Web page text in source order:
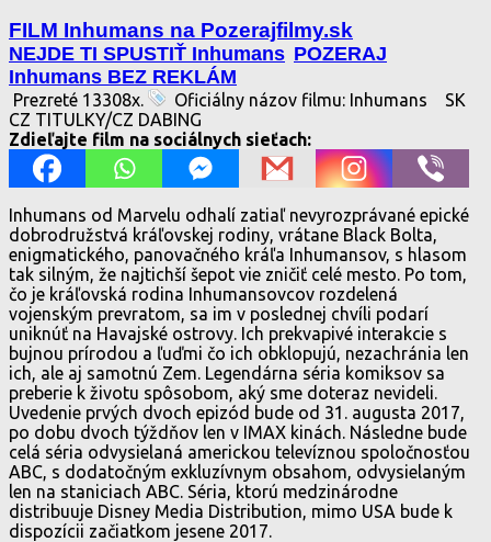
FILM Inhumans na Pozerajfilmy.sk
NEJDE TI SPUSTIŤ Inhumans POZERAJ
Inhumans BEZ REKLÁM
Prezreté 13308x. Oficiálny názov filmu: Inhumans
SK
CZ TITULKY/CZ DABING
Zdieľajte film na sociálnych sieťach:
Inhumans od Marvelu odhalí zatiaľ nevyrozprávané epické
dobrodružstvá kráľovskej rodiny, vrátane Black Bolta,
enigmatického, panovačného kráľa Inhumansov, s hlasom
tak silným, že najtichší šepot vie zničiť celé mesto. Po tom,
čo je kráľovská rodina Inhumansovcov rozdelená
vojenským prevratom, sa im v poslednej chvíli podarí
uniknúť na Havajské ostrovy. Ich prekvapivé interakcie s
bujnou prírodou a ľuďmi čo ich obklopujú, nezachránia len
ich, ale aj samotnú Zem. Legendárna séria komiksov sa
preberie k životu spôsobom, aký sme doteraz nevideli.
Uvedenie prvých dvoch epizód bude od 31. augusta 2017,
po dobu dvoch týždňov len v IMAX kinách. Následne bude
celá séria odvysielaná americkou televíznou spoločnosťou
ABC, s dodatočným exkluzívnym obsahom, odvysielaným
len na staniciach ABC. Séria, ktorú medzinárodne
distribuuje Disney Media Distribution, mimo USA bude k
dispozícii začiatkom jesene 2017.